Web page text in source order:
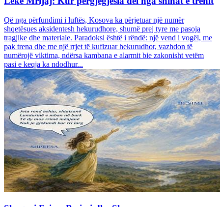
Që nga përfundimi i luftës, Kosova ka përjetuar një numër
shqetësues aksidentesh hekurudhore, shumë prej tyre me pasoja
tragjike dhe materiale. Paradoksi është i rëndë: një vend i vogël, me
pak trena dhe me një rrjet të kufizuar hekurudhor, vazhdon të
numërojë viktima, ndërsa kambana e alarmit bie zakonisht vetëm
pasi e keqja ka ndodhur...